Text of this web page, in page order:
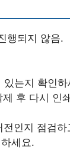
행되지 않음.
있는지 확인하
후 다시 인
인지 점검
세요.